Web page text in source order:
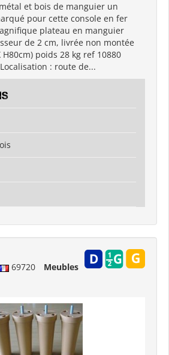
et bois de manguier un
pour cette console en fer
plateau en manguier
de 2 cm, livrée non montée
H80cm) poids 28 kg ref 10880
: route de...
69720
Meubles